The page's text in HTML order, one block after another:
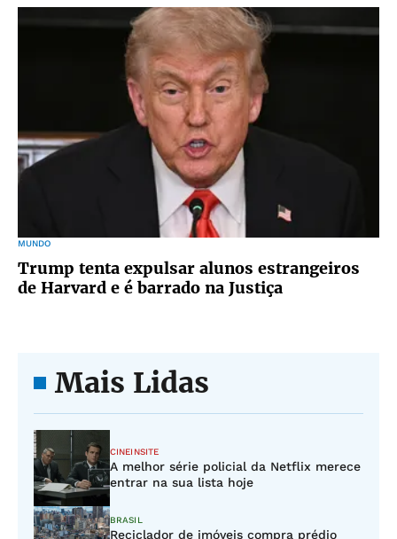
MUNDO
Trump tenta expulsar alunos estrangeiros
de Harvard e é barrado na Justiça
Mais Lidas
CINEINSITE
A melhor série policial da Netflix merece
entrar na sua lista hoje
BRASIL
Reciclador de imóveis compra prédio